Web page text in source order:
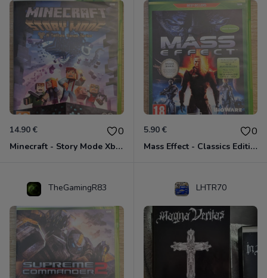
14.90 € 0
Minecraft - Story Mode Xbox 360
5.90 € 0
Mass Effect - Classics Edition Xbox 360
TheGamingR83 LHTR70